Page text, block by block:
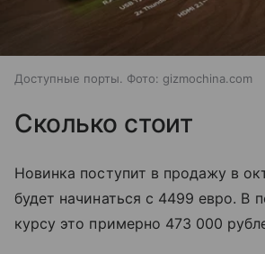
Доступные порты. Фото: gizmochina.com
Сколько стоит
Новинка поступит в продажу в
будет начинаться с 4499 евро. В
курсу это примерно 473 000